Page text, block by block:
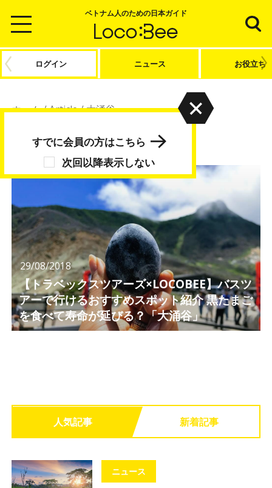
ベトナム人のための日本ガイド
ログイン ニュース お役立ち
ホーム/Article/大涌谷
大涌谷
29/08/2018
【トラベックスツアーズ×LOCOBEE】バスツ
アーで行けるおすすめスポット紹介 黒たまご
を食べて寿命が延びる？「大涌谷」
人気記事 新着記事
ニュース
次回以降表示しない
すでに会員の方はこちら